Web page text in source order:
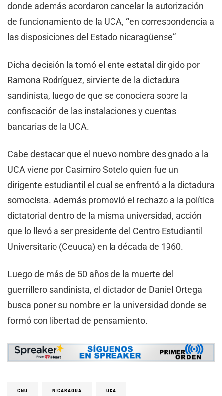
donde además acordaron cancelar la autorización
de funcionamiento de la UCA, “en correspondencia a
las disposiciones del Estado nicaragüense”
Dicha decisión la tomó el ente estatal dirigido por
Ramona Rodríguez, sirviente de la dictadura
sandinista, luego de que se conociera sobre la
confiscación de las instalaciones y cuentas
bancarias de la UCA.
Cabe destacar que el nuevo nombre designado a la
UCA viene por Casimiro Sotelo quien fue un
dirigente estudiantil el cual se enfrentó a la dictadura
somocista. Además promovió el rechazo a la política
dictatorial dentro de la misma universidad, acción
que lo llevó a ser presidente del Centro Estudiantil
Universitario (Ceuuca) en la década de 1960.
Luego de más de 50 años de la muerte del
guerrillero sandinista, el dictador de Daniel Ortega
busca poner su nombre en la universidad donde se
formó con libertad de pensamiento.
CNU NICARAGUA UCA